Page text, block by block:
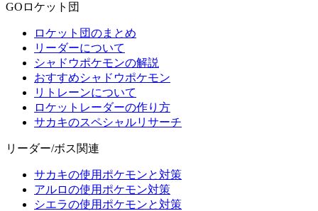
GOロケット団
ロケット団のまとめ
リーダーについて
シャドウポケモンの解説
おすすめシャドウポケモン
リトレーンについて
ロケットレーダーの作り方
サカキのスペシャルリサーチ
リーダー/ボス関連
サカキの使用ポケモンと対策
アルロの使用ポケモン対策
シエラの使用ポケモンと対策